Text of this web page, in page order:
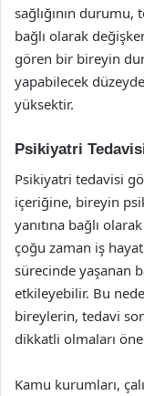
sağlığının
bağlı olarak
gören bir bireyin
yapabilecek
yüksektir.
Psikiyatri
Psikiyatri tedavisi
içeriğine, bireyin
yanıtına bağlı
çoğu zaman iş
sürecinde yaşanan
etkileyebilir. Bu
bireylerin, tedavi
dikkatli olmaları
Kamu kurumları,